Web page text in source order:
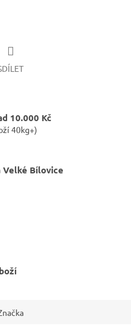
10.000 Kč
40kg+)
Velké Bílovice